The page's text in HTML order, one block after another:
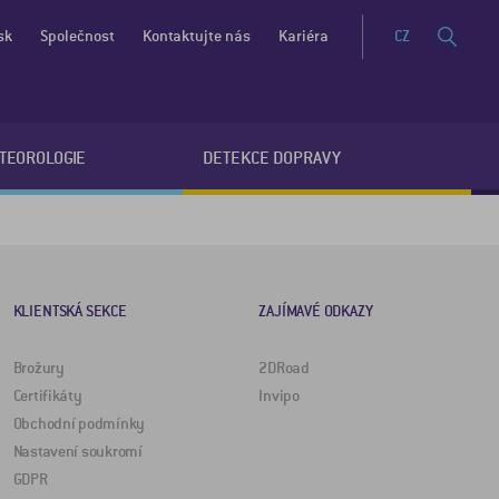
DETEKCE DOPRAVY
Společnost Kontaktujte nás Kariéra CZ
KLIENTSKÁ SEKCE
Brožury
Certifikáty
Obchodní podmínky
Nastavení soukromí
GDPR
ZAJÍMAVÉ ODKAZY
2DRoad
Invipo